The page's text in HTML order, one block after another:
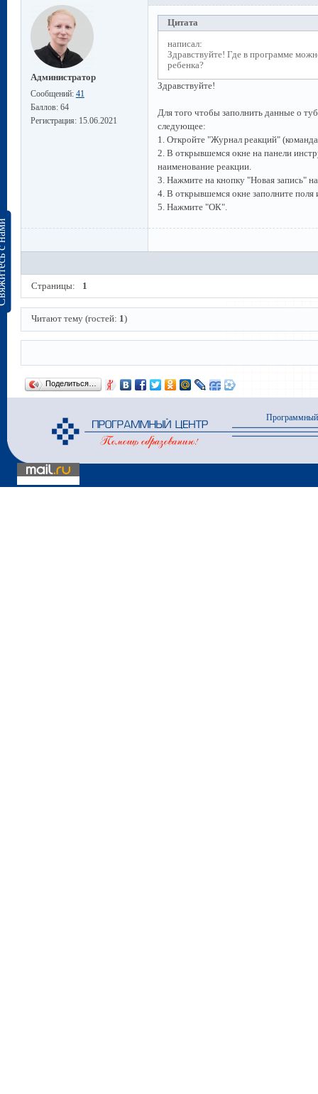
нами
Администратор
Сообщений: 41
Баллов: 64
Регистрация: 15.06.2021
Цитата
написал:
Здравствуйте! Где в программе
ребенка?
Здравствуйте!
Для того чтобы заполнить данные о
следующее:
1. Откройте "Журнал реакций"
2. В открывшемся окне на панели
наименование реакции.
3. Нажмите на кнопку "Новая запись"
4. В открывшемся окне заполните поля
5. Нажмите "ОК".
Страницы: 1
Читают тему (гостей: 1)
Поделиться…